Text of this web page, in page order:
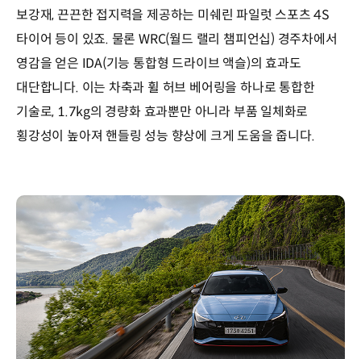
보강재, 끈끈한 접지력을 제공하는 미쉐린 파일럿 스포츠 4S
타이어 등이 있죠. 물론 WRC(월드 랠리 챔피언십) 경주차에서
영감을 얻은 IDA(기능 통합형 드라이브 액슬)의 효과도
대단합니다. 이는 차축과 휠 허브 베어링을 하나로 통합한
기술로, 1.7kg의 경량화 효과뿐만 아니라 부품 일체화로
횡강성이 높아져 핸들링 성능 향상에 크게 도움을 줍니다.